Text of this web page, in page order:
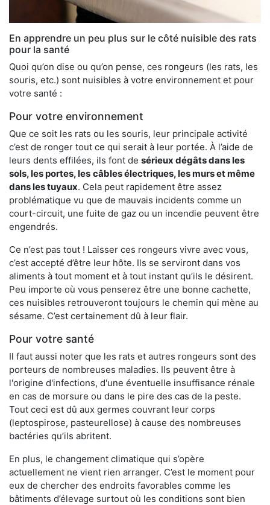
En apprendre un peu plus sur le côté nuisible des rats
pour la santé
Quoi qu’on dise ou qu’on pense, ces rongeurs (les rats, les
souris, etc.) sont nuisibles à votre environnement et pour
votre santé :
Pour votre environnement
Que ce soit les rats ou les souris, leur principale activité
c’est de ronger tout ce qui serait à leur portée. À l’aide de
leurs dents effilées, ils font de sérieux dégâts dans les
sols, les portes, les câbles électriques, les murs et même
dans les tuyaux. Cela peut rapidement être assez
problématique vu que de mauvais incidents comme un
court-circuit, une fuite de gaz ou un incendie peuvent être
engendrés.
Ce n’est pas tout ! Laisser ces rongeurs vivre avec vous,
c’est accepté d’être leur hôte. Ils se serviront dans vos
aliments à tout moment et à tout instant qu’ils le désirent.
Peu importe où vous penserez être une bonne cachette,
ces nuisibles retrouveront toujours le chemin qui mène au
sésame. C’est certainement dû à leur flair.
Pour votre santé
Il faut aussi noter que les rats et autres rongeurs sont des
porteurs de nombreuses maladies. Ils peuvent être à
l'origine d'infections, d'une éventuelle insuffisance rénale
en cas de morsure ou dans le pire des cas de la peste.
Tout ceci est dû aux germes couvrant leur corps
(leptospirose, pasteurellose) à cause des nombreuses
bactéries qu’ils abritent.
En plus, le changement climatique qui s’opère
actuellement ne vient rien arranger. C’est le moment pour
eux de chercher des endroits favorables comme les
bâtiments d’élevage surtout où les conditions sont bien